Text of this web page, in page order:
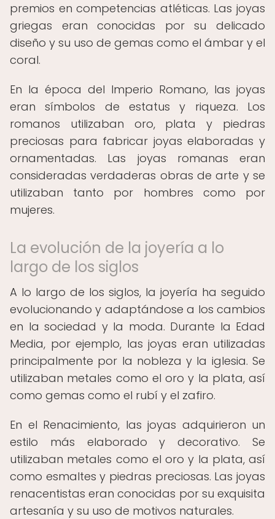
premios en competencias atléticas. Las joyas
griegas eran conocidas por su delicado
diseño y su uso de gemas como el ámbar y el
coral.
En la época del Imperio Romano, las joyas
eran símbolos de estatus y riqueza. Los
romanos utilizaban oro, plata y piedras
preciosas para fabricar joyas elaboradas y
ornamentadas. Las joyas romanas eran
consideradas verdaderas obras de arte y se
utilizaban tanto por hombres como por
mujeres.
La evolución de la joyería a lo
largo de los siglos
A lo largo de los siglos, la joyería ha seguido
evolucionando y adaptándose a los cambios
en la sociedad y la moda. Durante la Edad
Media, por ejemplo, las joyas eran utilizadas
principalmente por la nobleza y la iglesia. Se
utilizaban metales como el oro y la plata, así
como gemas como el rubí y el zafiro.
En el Renacimiento, las joyas adquirieron un
estilo más elaborado y decorativo. Se
utilizaban metales como el oro y la plata, así
como esmaltes y piedras preciosas. Las joyas
renacentistas eran conocidas por su exquisita
artesanía y su uso de motivos naturales.